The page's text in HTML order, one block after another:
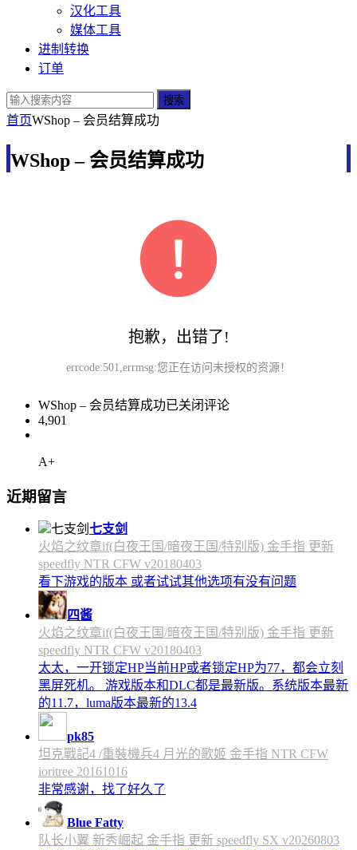
汉化工具
媒体工具
进制转换
订单
搜索
首页WShop – 会员结算成功
WShop – 会员结算成功
抱歉，出错了!
errcode:501,errmsg:您正在访问未授权的资源！
WShop – 会员结算成功已关闭评论
4,901
A+
近期留言
七支剑
火焰之纹章if(白夜王国/暗夜王国/特别版) 金手指 更新
speedfly NTR CFW v20180403
看下游戏的版本 或者试试其他选项有没有问题
四酱
火焰之纹章if(白夜王国/暗夜王国/特别版) 金手指 更新
speedfly NTR CFW v20180403
太太，一开锁定HP当前HP或者锁定HP为77，都会立刻
黑屏死机。 游戏版本和DLC都是最新版。系统版本最新
的11.7，luma版本最新的13.4
pk85
坦克戰記4 /重裝機兵4 月光的歌姬 金手指 NTR CFW
ioritree 20161016
非常感谢，找了好久了
Blue Fatty
队长小翼 新秀崛起 金手指 更新 speedfly SX v20260803